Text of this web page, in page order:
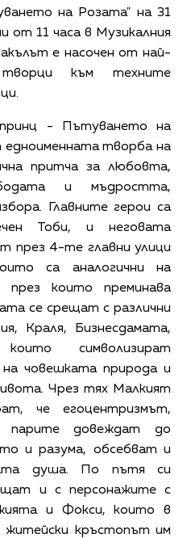
на Розата" на 31
от 11 часа в Музикалния
е насочен от най-
творци към техните
- Пътуването на
творба на
притча за любовта,
и мъдростта,
Главните герои са
Тоби, и неговата
през 4-те главни улици
са аналогични на
през които преминава
се срещат с различни
Краля, Бизнесдамата,
символизират
на човешката природа и
Чрез тях Малкият
че егоцентризмът,
парите довеждат до
и разума, обсебват и
душа. По пътя си
и с персонажите с
и Фокси, които в
житейски кръстопът им